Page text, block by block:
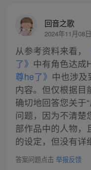
回音之歌
2024年11月08
从参考资料来看，
了》 中有角色达成
尊he了》 中也涉及
内容。但仅根据目
确切地回答您关于
问题，因为不清楚
部作品中的人物，
的设定，但没有详
答案问题点击 举报反馈